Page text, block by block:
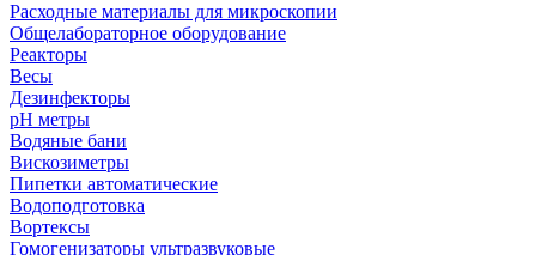
Расходные материалы для микроскопии
Общелабораторное оборудование
Реакторы
Весы
Дезинфекторы
рН метры
Водяные бани
Вискозиметры
Пипетки автоматические
Водоподготовка
Вортексы
Гомогенизаторы ультразвуковые